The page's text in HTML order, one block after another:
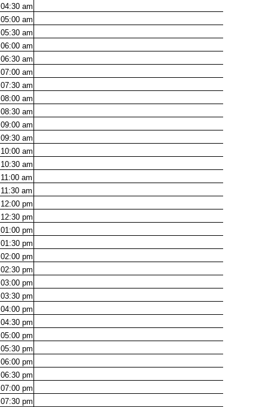
04:30 am
05:00 am
05:30 am
06:00 am
06:30 am
07:00 am
07:30 am
08:00 am
08:30 am
09:00 am
09:30 am
10:00 am
10:30 am
11:00 am
11:30 am
12:00 pm
12:30 pm
01:00 pm
01:30 pm
02:00 pm
02:30 pm
03:00 pm
03:30 pm
04:00 pm
04:30 pm
05:00 pm
05:30 pm
06:00 pm
06:30 pm
07:00 pm
07:30 pm